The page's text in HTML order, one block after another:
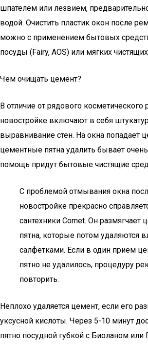
шпателем или лезвием,
водой. Очистить пластик окон после
можно с применением бытовых
посуды (Fairy, AOS) или мягких
Чем очищать цемент?
В отличие от рядового косметического
новостройке включают в себя
выравнивание стен. На окна попадает
цементные пятна удалить бывает
помощь придут бытовые чистящие
С проблемой отмывания окна
новостройке прекрасно
сантехники Comet. Он размягчает
пятна, которые потом удаляются
салфетками. Если в один прием
пятно не удалилось, процедуру
повторить.
Неплохо удаляется цемент, если его
уксусной кислоты. Через 5-10 минут
пятно посудной губкой с Биоланом